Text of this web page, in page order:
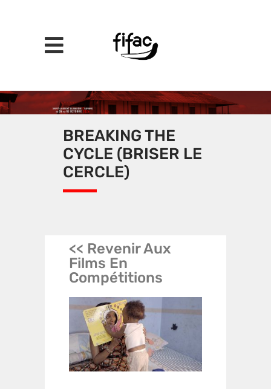
BREAKING THE
CYCLE (BRISER LE
CERCLE)
<< Revenir Aux
Films En
Compétitions